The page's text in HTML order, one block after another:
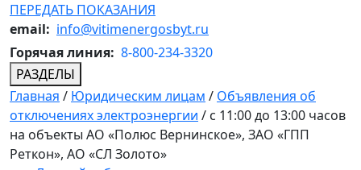
ПЕРЕДАТЬ ПОКАЗАНИЯ
email: info@vitimenergosbyt.ru
Горячая линия: 8-800-234-3320
РАЗДЕЛЫ
Главная / Юридическим лицам / Объявления об
отключениях электроэнергии / с 11:00 до 13:00 часов
на объекты АО «Полюс Вернинское», ЗАО «ГПП
Реткон», АО «СЛ Золото»